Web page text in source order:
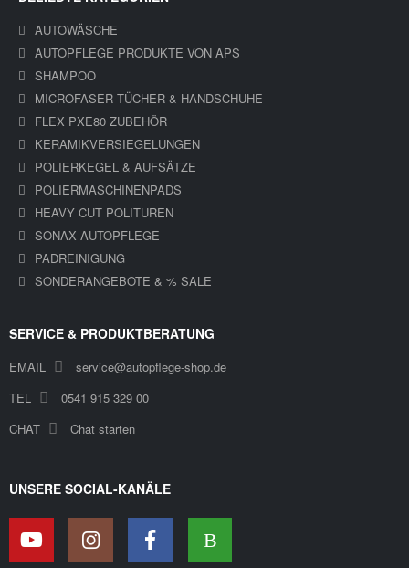
AUTOWÄSCHE
AUTOPFLEGE PRODUKTE VON APS
SHAMPOO
MICROFASER TÜCHER & HANDSCHUHE
FLEX PXE80 ZUBEHÖR
KERAMIKVERSIEGELUNGEN
POLIERKEGEL & AUFSÄTZE
POLIERMASCHINENPADS
HEAVY CUT POLITUREN
SONAX AUTOPFLEGE
PADREINIGUNG
SONDERANGEBOTE & % SALE
SERVICE & PRODUKTBERATUNG
EMAIL
service@autopflege-shop.de
TEL
0541 915 329 00
CHAT
Chat starten
UNSERE SOCIAL-KANÄLE